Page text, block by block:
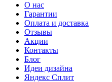
О нас
Гарантии
Оплата и доставка
Отзывы
Акции
Контакты
Блог
Идеи дизайна
Яндекс Сплит